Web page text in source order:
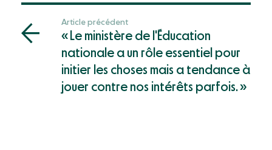
Article précédent
« Le ministère de l'Éducation
nationale a un rôle essentiel pour
initier les choses mais a tendance à
jouer contre nos intérêts parfois. »